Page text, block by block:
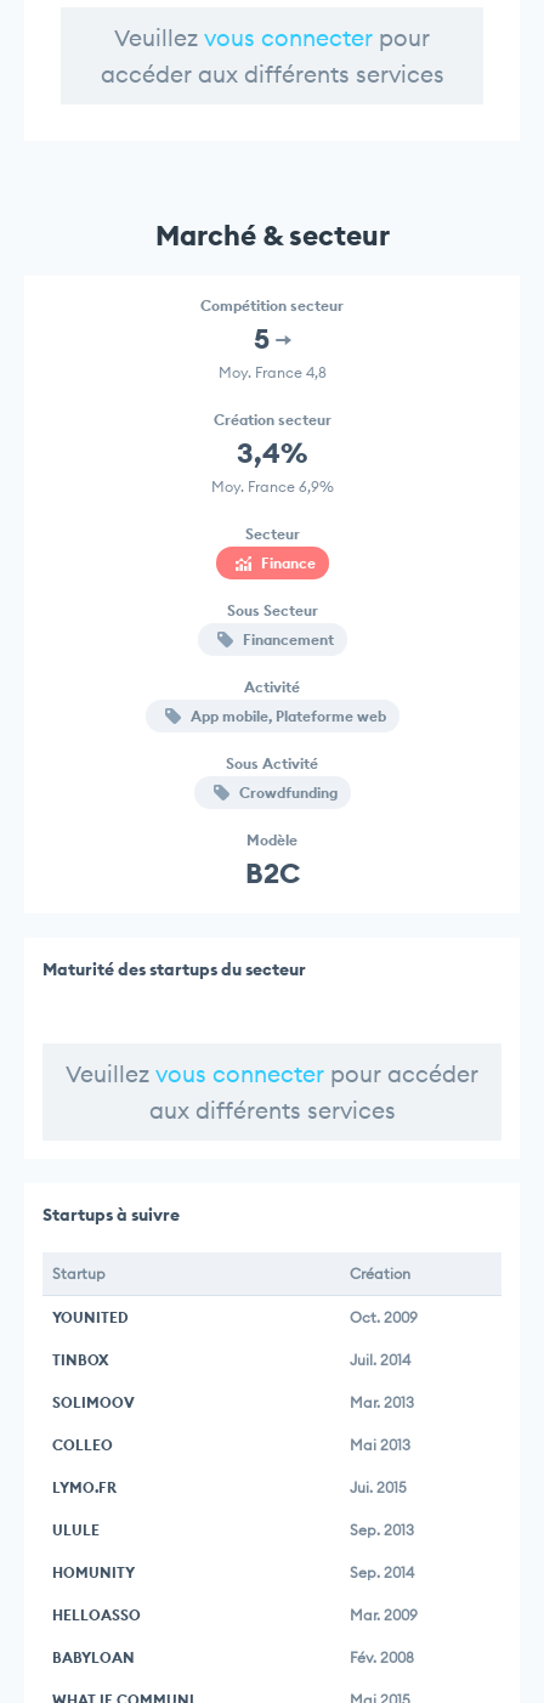
Veuillez vous connecter pour
accéder aux différents services
Marché & secteur
Compétition secteur
5
Moy. France 4,8
Création secteur
3,4%
Moy. France 6,9%
Secteur
Finance
Sous Secteur
Financement
Activité
App mobile, Plateforme web
Sous Activité
Crowdfunding
Modèle
B2C
Maturité des startups du secteur
Veuillez vous connecter pour accéder
aux différents services
Startups à suivre
Startup Création
YOUNITED Oct. 2009
TINBOX Juil. 2014
SOLIMOOV Mar. 2013
COLLEO Mai 2013
LYMO.FR Jui. 2015
ULULE Sep. 2013
HOMUNITY Sep. 2014
HELLOASSO Mar. 2009
BABYLOAN Fév. 2008